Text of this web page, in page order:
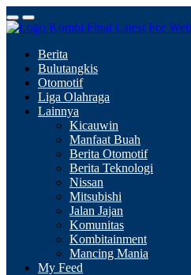
Berita
Bulutangkis
Otomotif
Liga Olahraga
Lainnya
Kicauwin
Manfaat Buah
Berita Otomotif
Berita Teknologi
Nissan
Mitsubishi
Jalan Jajan
Komunitas
Kombitainment
Mancing Mania
My Feed